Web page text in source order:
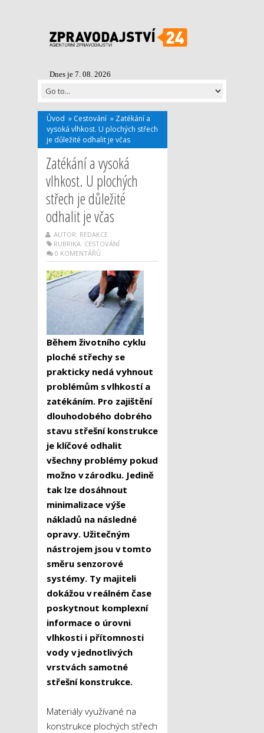
Dnes je 7. 08. 2026
Úvod » Cestování » Zatékání a
vysoká vlhkost. U plochých střech
je důležité odhalit je včas
Zatékání a vysoká
vlhkost. U plochých
střech je důležité
odhalit je včas
AUTOR: REDAKCE
RUBRIKA: CESTOVÁNÍ
0 KOMENTÁŘŮ
Během životního cyklu
ploché střechy se
prakticky nedá vyhnout
problémům s vlhkostí a
zatékáním. Pro zajištění
dlouhodobého dobrého
stavu střešní konstrukce
je klíčové odhalit
všechny problémy pokud
možno v zárodku. Jedině
tak lze dosáhnout
minimalizace výše
nákladů na následné
opravy. Užitečným
nástrojem jsou v tomto
směru senzorové
systémy. Ty majiteli
dokážou v reálném čase
poskytnout komplexní
informace o úrovni
vlhkosti i přítomnosti
vody v jednotlivých
vrstvách samotné
střešní konstrukce.
Materiály využívané na
konstrukce plochých střech